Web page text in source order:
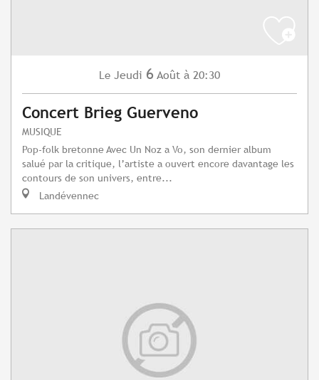
Le Jeudi 6 Août à 20:30
Concert Brieg Guerveno
MUSIQUE
Pop-folk bretonne Avec Un Noz a Vo, son dernier album
salué par la critique, l’artiste a ouvert encore davantage les
contours de son univers, entre...
Landévennec